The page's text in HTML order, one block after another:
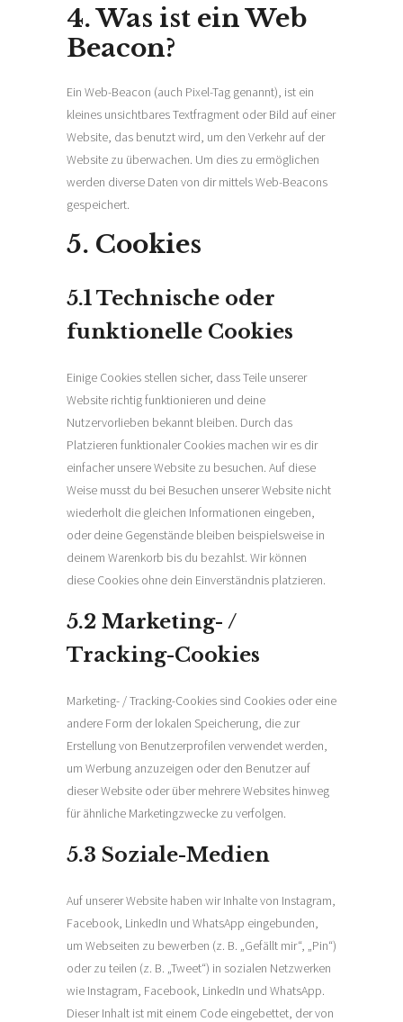
4. Was ist ein Web
Beacon?
Ein Web-Beacon (auch Pixel-Tag genannt), ist ein
kleines unsichtbares Textfragment oder Bild auf einer
Website, das benutzt wird, um den Verkehr auf der
Website zu überwachen. Um dies zu ermöglichen
werden diverse Daten von dir mittels Web-Beacons
gespeichert.
5. Cookies
5.1 Technische oder
funktionelle Cookies
Einige Cookies stellen sicher, dass Teile unserer
Website richtig funktionieren und deine
Nutzervorlieben bekannt bleiben. Durch das
Platzieren funktionaler Cookies machen wir es dir
einfacher unsere Website zu besuchen. Auf diese
Weise musst du bei Besuchen unserer Website nicht
wiederholt die gleichen Informationen eingeben,
oder deine Gegenstände bleiben beispielsweise in
deinem Warenkorb bis du bezahlst. Wir können
diese Cookies ohne dein Einverständnis platzieren.
5.2 Marketing- /
Tracking-Cookies
Marketing- / Tracking-Cookies sind Cookies oder eine
andere Form der lokalen Speicherung, die zur
Erstellung von Benutzerprofilen verwendet werden,
um Werbung anzuzeigen oder den Benutzer auf
dieser Website oder über mehrere Websites hinweg
für ähnliche Marketingzwecke zu verfolgen.
5.3 Soziale-Medien
Auf unserer Website haben wir Inhalte von Instagram,
Facebook, LinkedIn und WhatsApp eingebunden,
um Webseiten zu bewerben (z. B. „Gefällt mir“, „Pin“)
oder zu teilen (z. B. „Tweet“) in sozialen Netzwerken
wie Instagram, Facebook, LinkedIn und WhatsApp.
Dieser Inhalt ist mit einem Code eingebettet, der von